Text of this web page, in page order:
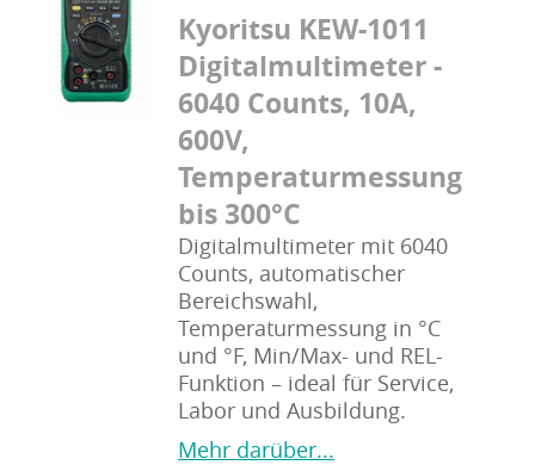
Kyoritsu KEW-1011
Digitalmultimeter -
6040 Counts, 10A,
600V,
Temperaturmessung
bis 300°C
Digitalmultimeter mit 6040
Counts, automatischer
Bereichswahl,
Temperaturmessung in °C
und °F, Min/Max- und REL-
Funktion – ideal für Service,
Labor und Ausbildung.
Mehr darüber...